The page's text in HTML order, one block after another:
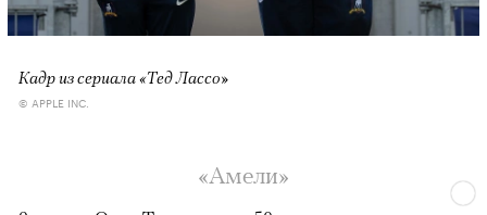
Кадр из сериала «Тед Лассо»
© APPLE INC.
«Амели»